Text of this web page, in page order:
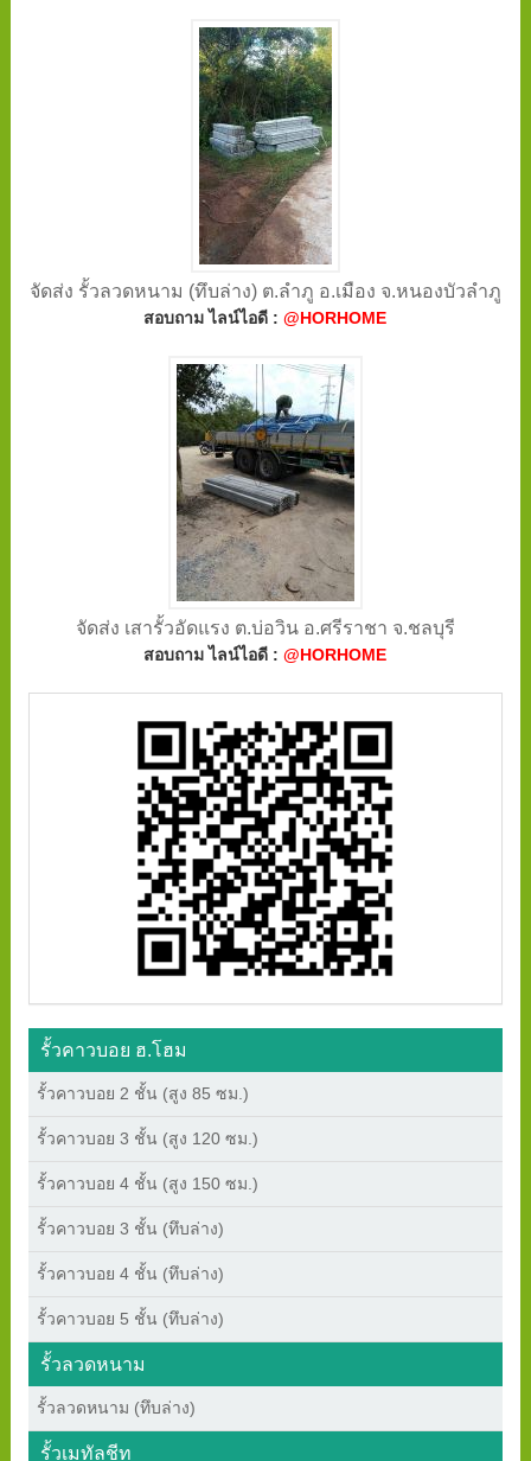
จัดส่ง รั้วลวดหนาม (ทึบล่าง) ต.ลำภู อ.เมือง จ.หนองบัวลำภู
สอบถาม ไลน์ไอดี :@HORHOME
จัดส่ง เสารั้วอัดแรง ต.บ่อวิน อ.ศรีราชา จ.ชลบุรี
สอบถาม ไลน์ไอดี :@HORHOME
รั้วคาวบอย ฮ.โฮม
รั้วคาวบอย 2 ชั้น (สูง 85 ซม.)
รั้วคาวบอย 3 ชั้น (สูง 120 ซม.)
รั้วคาวบอย 4 ชั้น (สูง 150 ซม.)
รั้วคาวบอย 3 ชั้น (ทึบล่าง)
รั้วคาวบอย 4 ชั้น (ทึบล่าง)
รั้วคาวบอย 5 ชั้น (ทึบล่าง)
รั้วลวดหนาม
รั้วลวดหนาม (ทึบล่าง)
รั้วเมทัลชีท